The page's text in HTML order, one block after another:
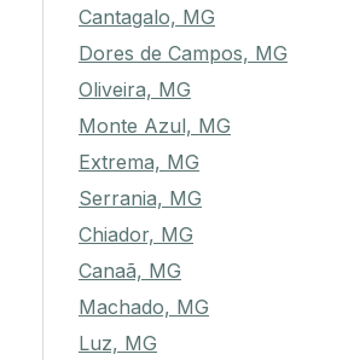
Cantagalo, MG
Dores de Campos, MG
Oliveira, MG
Monte Azul, MG
Extrema, MG
Serrania, MG
Chiador, MG
Canaã, MG
Machado, MG
Luz, MG